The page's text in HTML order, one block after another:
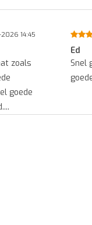
09:20
en
Michel
ok...